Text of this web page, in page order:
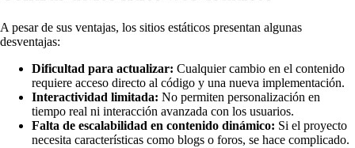
A pesar de sus ventajas, los sitios estáticos presentan algunas
desventajas:
Dificultad para actualizar: Cualquier cambio en el contenido
requiere acceso directo al código y una nueva implementación.
Interactividad limitada: No permiten personalización en
tiempo real ni interacción avanzada con los usuarios.
Falta de escalabilidad en contenido dinámico: Si el proyecto
necesita características como blogs o foros, se hace complicado.